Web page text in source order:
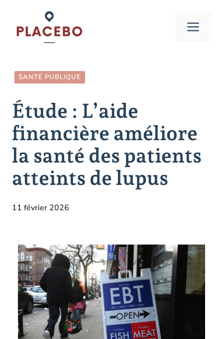
contenu
SANTÉ PUBLIQUE
Étude : L’aide
financière améliore
la santé des patients
atteints de lupus
11 février 2026